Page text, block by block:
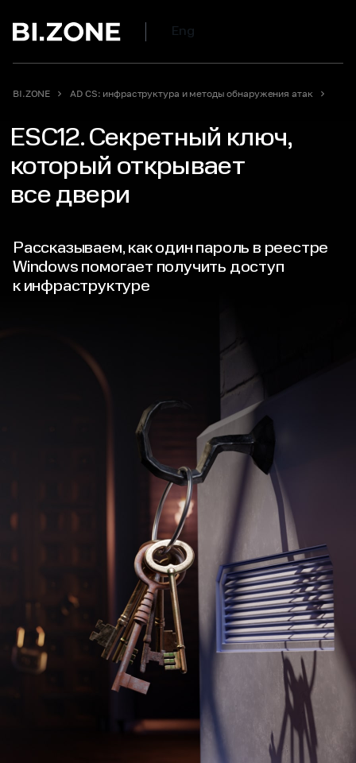
Eng
BI.ZONE AD CS: инфраструктура и методы обнаружения атак
ESC12. Секретный ключ,
который открывает
все двери
Рассказываем, как один пароль в реестре
Windows помогает получить доступ
к инфраструктуре